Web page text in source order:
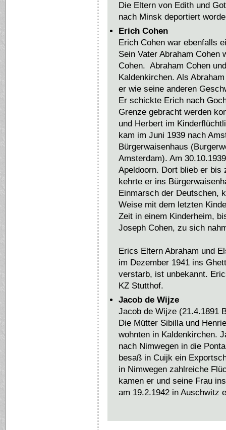
Die Eltern von Edith und
nach Minsk deportiert
Erich Cohen
Erich Cohen war ebenfalls
Sein Vater Abraham Cohen
Cohen. Abraham Cohen
Kaldenkirchen. Als
er wie seine anderen
Er schickte Erich nach
Grenze gebracht werden
und Herbert im
kam im Juni 1939 nach
Bürgerwaisenhaus
Amsterdam). Am
Apeldoorn. Dort blieb er bis
kehrte er ins
Einmarsch der Deutschen,
Weise mit dem letzten
Zeit in einem Kinderheim,
Joseph Cohen, zu sich
Erics Eltern Abraham und
im Dezember 1941 ins
verstarb, ist unbekannt.
KZ Stutthof.
Jacob de Wijze
Jacob de Wijze (21.4.1891
Die Mütter Sibilla und
wohnten in Kaldenkirchen.
nach Nimwegen in die
besaß in Cuijk ein
in Nimwegen zahlreiche
kamen er und seine Frau
am 19.2.1942 in Auschwitz